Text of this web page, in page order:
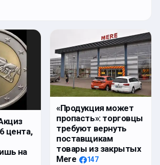
цента,
на
«Продукция может
пропасть»: торговцы
требуют вернуть
поставщикам
товары из закрытых
Mere
147